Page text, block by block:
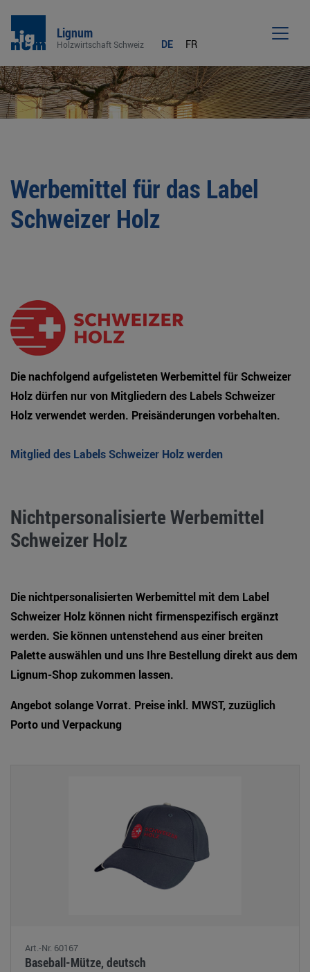
Lignum
Holzwirtschaft Schweiz DE FR
Werbemittel für das Label
Schweizer Holz
Die nachfolgend aufgelisteten Werbemittel für Schweizer
Holz dürfen nur von Mitgliedern des Labels Schweizer
Holz verwendet werden. Preisänderungen vorbehalten.
Mitglied des Labels Schweizer Holz werden
Nichtpersonalisierte Werbemittel
Schweizer Holz
Die nichtpersonalisierten Werbemittel mit dem Label
Schweizer Holz können nicht firmenspezifisch ergänzt
werden. Sie können untenstehend aus einer breiten
Palette auswählen und uns Ihre Bestellung direkt aus dem
Lignum-Shop zukommen lassen.
Angebot solange Vorrat. Preise inkl. MWST, zuzüglich
Porto und Verpackung
Art.-Nr. 60167
Baseball-Mütze, deutsch